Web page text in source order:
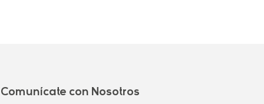
Comunícate con Nosotros